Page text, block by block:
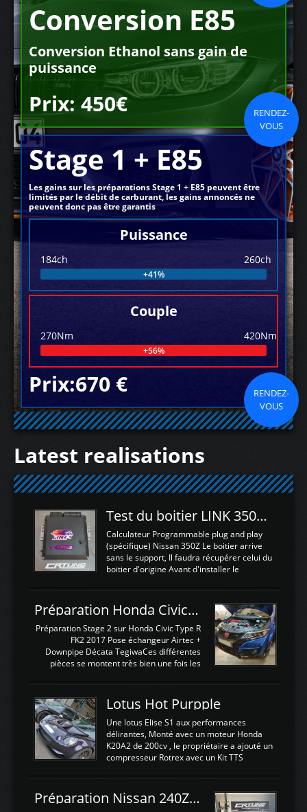
Conversion E85
Conversion Ethanol sans gain de
puissance
Prix: 450€
RENDEZ-
VOUS
Stage 1 + E85
Les gains sur les préparations Stage 1 + E85 peuvent être
limités par le débit de carburant, les gains annoncés ne
peuvent donc pas être garantis
Puissance
184ch 260ch
+41%
Couple
270Nm 420Nm
+56%
Prix:670 €
RENDEZ-
VOUS
Latest realisations
Test du boitier LINK 350Z Plugin ECU
Calculateur Programmable plug and play
(spécifique) Nissan 350Z Le boitier arrive
sans le support, Il faudra récupérer celui du
boitier d'origine Avant d'installer le
d'envoyer l'information de la large bande
dans le boitier. sydney sweeney deepfake
La sortie 0-5V de l'afr sera connectée sur
l'entrée AN Volt 8 et GndAN pour
Analogique, et Volt car l'information est une
tension (Pas une résistance variable d'un
est temps de brancher le ...
Préparation Honda Civic Type R FK2
Préparation Stage 2 sur Honda Civic Type R
FK2 2017 Pose échangeur Airtec +
Downpipe Décata TegiwaCes différentes
pièces se montent très bien une fois les
légere découpe du plastique inferieur,
negénant en rien la structure ou le
fonctionnement du fond plat. Une
reprogrammation Stage 2 est faite sur le
calculateur d'origine. Une alternative
économique au passage sur Hondata
d'origine 310cv et 400Nn , Une fois
reprogrammé et les ...
Lotus Hot Purpple
Une lotus Elise S1 aux performances
délirantes, Monté avec un moteur Honda
K20A2 de 200cv , le propriétaire a ajouté un
compresseur Rotrex avec un Kit TTS
d'augmenter la puissance de son moteur:
un watercooler a été ajouté. 300Cv sans
Préparation Nissan 240Z SR20DET